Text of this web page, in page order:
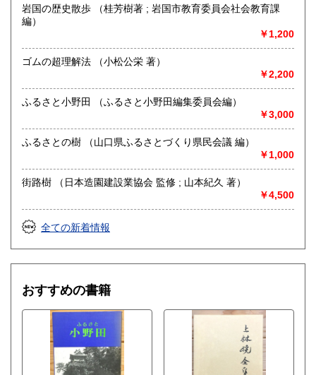
沿線名：JR山陽本線
最寄駅：厚狭駅
業)
戦前の古書から発行されたばかりの本まで古本·古書全般を取
何千冊、何万冊単位の大量の出張買取も大歓迎です。
皆様の思い出の本、 学んだ本、夢を与えてくれた本
そんな大切な蔵書が次に必要としている方へ届けられるよう
お手伝いさせて頂ければと思います。
哲学宗教、歴史、社会科学、美術工芸、趣味、サブカルチャ
ー、古書一般（その他）
学術書・専門書・山口県に関する本、資料
岩国の歴史散歩 （桂芳樹著 ; 岩国市教育委員会社会教育課
編）
￥1,200
ゴムの超理解法 （小松公栄 著）
￥2,200
ふるさと小野田 （ふるさと小野田編集委員会編）
￥3,000
ふるさとの樹 （山口県ふるさとづくり県民会議 編）
￥1,000
街路樹 （日本造園建設業協会 監修 ; 山本紀久 著）
￥4,500
全ての新着情報
おすすめの書籍